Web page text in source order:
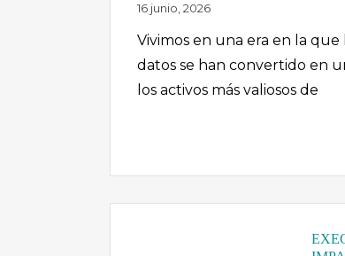
16 junio, 2026
Vivimos en una era en la que
datos se han convertido en
los activos más valiosos de